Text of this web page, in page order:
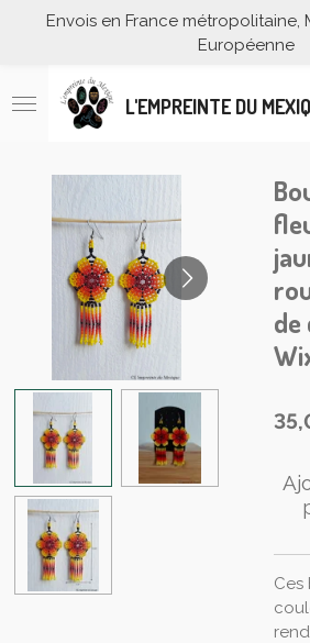
Passer
principal
Envois en France métropolitaine,
Européenne
de
Ces